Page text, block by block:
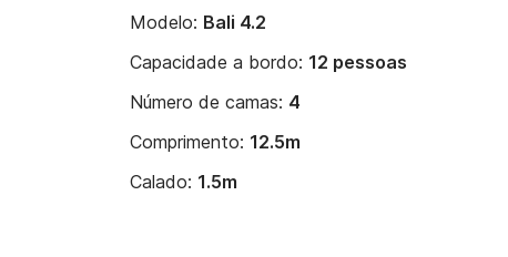
Modelo: Bali 4.2
Capacidade a bordo: 12 pessoas
Número de camas: 4
Comprimento: 12.5m
Calado: 1.5m